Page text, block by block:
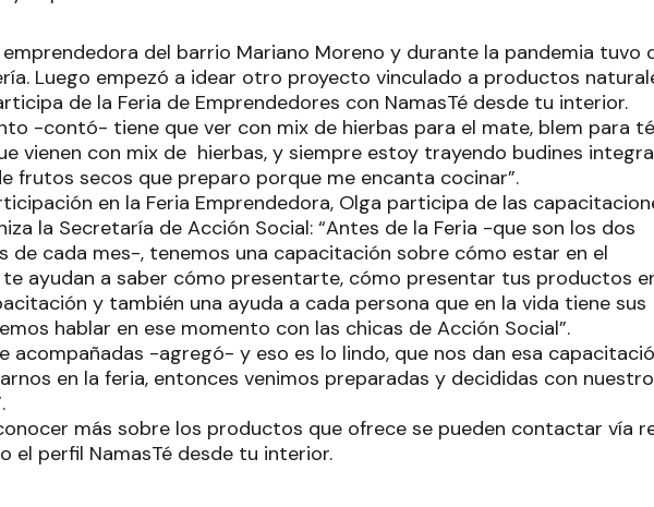
del barrio Mariano Moreno y durante la pandemia tuvo
Luego empezó a idear otro proyecto vinculado a productos
de la Feria de Emprendedores con NamasTé desde tu interior.
-contó- tiene que ver con mix de hierbas para el mate, blem para
vienen con mix de hierbas, y siempre estoy trayendo budines
frutos secos que preparo porque me encanta cocinar”.
en la Feria Emprendedora, Olga participa de las
la Secretaría de Acción Social: “Antes de la Feria -que son los dos
de cada mes-, tenemos una capacitación sobre cómo estar en el
ayudan a saber cómo presentarte, cómo presentar tus productos
y también una ayuda a cada persona que en la vida tiene sus
hablar en ese momento con las chicas de Acción Social”.
acompañadas -agregó- y eso es lo lindo, que nos dan esa
en la feria, entonces venimos preparadas y decididas con nuestro
más sobre los productos que ofrece se pueden contactar vía
el perfil NamasTé desde tu interior.